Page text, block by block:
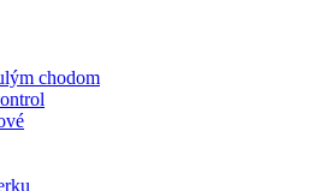
chodom